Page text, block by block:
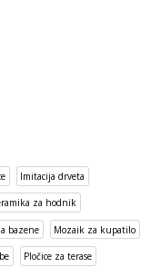
Imitacija drveta
za hodnik
bazene Mozaik za kupatilo
Pločice za terase